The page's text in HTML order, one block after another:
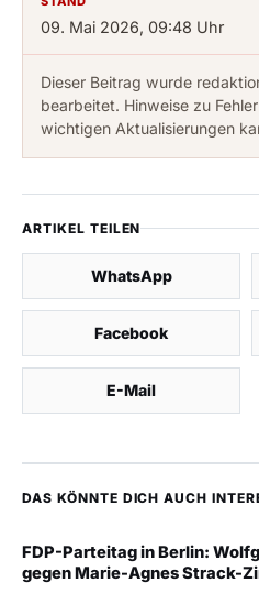
09. Mai 2026, 09:48 Uhr
Dieser Beitrag wurde
bearbeitet. Hinweise zu
wichtigen Aktualisierungen
ARTIKEL TEILEN
WhatsApp
Facebook
E-Mail
DAS KÖNNTE DICH AUCH
FDP-Parteitag in Berlin:
gegen Marie-Agnes Strack-